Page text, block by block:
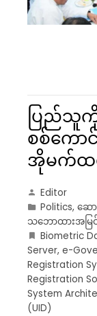
ပြည်သူ
စစ်ကော
အိုမက်ထ
Editor
Politics, ဆော
သဘောထားအမြ
Biometric
Server, e-
Registration
Registration
System
(UID)